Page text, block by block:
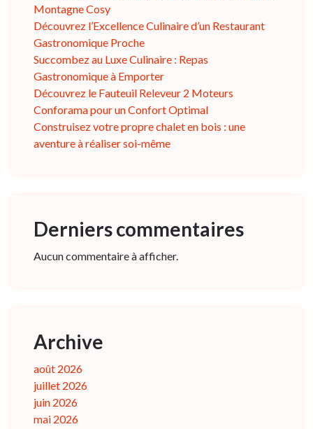
Montagne Cosy
Découvrez l’Excellence Culinaire d’un Restaurant
Gastronomique Proche
Succombez au Luxe Culinaire : Repas
Gastronomique à Emporter
Découvrez le Fauteuil Releveur 2 Moteurs
Conforama pour un Confort Optimal
Construisez votre propre chalet en bois : une
aventure à réaliser soi-même
Derniers commentaires
Aucun commentaire à afficher.
Archive
août 2026
juillet 2026
juin 2026
mai 2026